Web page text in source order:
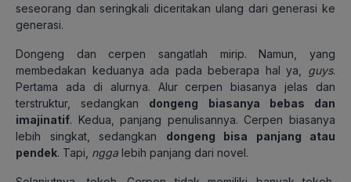
seseorang dan seringkali diceritakan ulang dari generasi ke
generasi.
Dongeng dan cerpen sangatlah mirip. Namun, yang
membedakan keduanya ada pada beberapa hal ya, guys.
Pertama ada di alurnya. Alur cerpen biasanya jelas dan
terstruktur, sedangkan dongeng biasanya bebas dan
imajinatif. Kedua, panjang penulisannya. Cerpen biasanya
lebih singkat, sedangkan dongeng bisa panjang atau
pendek. Tapi, ngga lebih panjang dari novel.